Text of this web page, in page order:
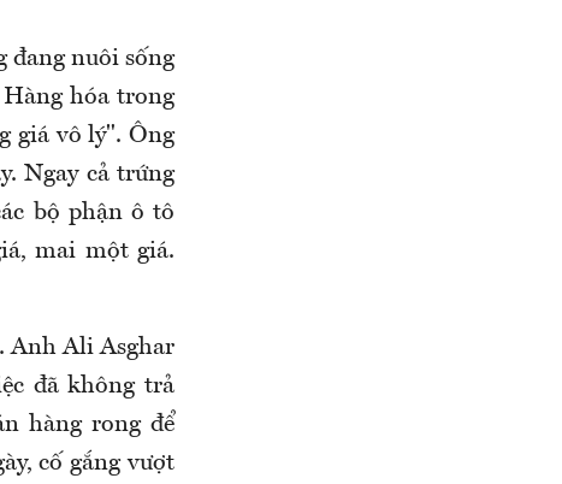
đang nuôi sống
hóa trong
giá vô lý". Ông
Ngay cả trứng
bộ phận ô tô
mai một giá.
Anh Ali Asghar
đã không trả
hàng rong để
cố gắng vượt